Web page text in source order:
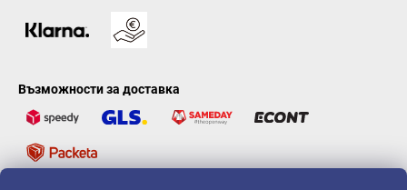
Възможности за доставка